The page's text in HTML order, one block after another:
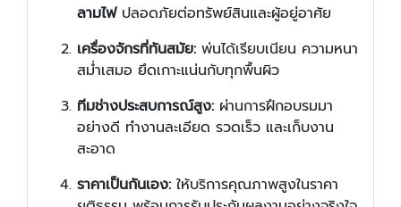
ลามไฟปลอดภัยต่อทรัพย์สินและผู้อยู่อาศัย
เครื่องจักรที่ทันสมัย: พ่นได้เรียบเนียน ความหนา
สม่ำเสมอ ยึดเกาะแน่นกับทุกพื้นผิว
ทีมช่างประสบการณ์สูง: ผ่านการฝึกอบรมมา
อย่างดี ทำงานละเอียด รวดเร็ว และเก็บงาน
สะอาด
ราคาเป็นกันเอง: ให้บริการคุณภาพสูงในราคา